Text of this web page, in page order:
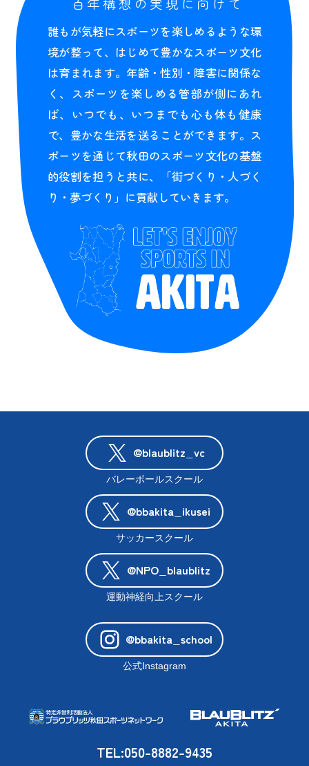
誰もが気軽にスポーツを楽しめるような環
境が整って、はじめて豊かなスポーツ文化
は育まれます。年齢・性別・障害に関係な
く、スポーツを楽しめる管部が側にあれ
ば、いつでも、いつまでも心も体も健康
で、豊かな生活を送ることができます。ス
ポーツを通じて秋田のスポーツ文化の基盤
的役割を担うと共に、「街づくり・人づく
り・夢づくり」に貢献していきます。
@blaublitz_vc
バレーボールスクール
@bbakita_ikusei
サッカースクール
@NPO_blaublitz
運動神経向上スクール
@bbakita_school
公式Instagram
TEL:050-8882-9435